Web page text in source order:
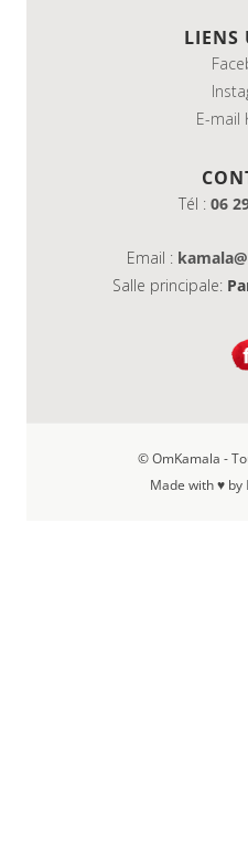
LIENS
E-mail
Tél : 06
Email :
Salle principale:
© OmKamala -
Made with ♥ by